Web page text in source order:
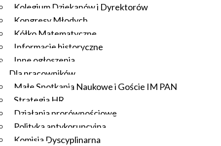
Kolegium Dziekanów i Dyrektorów
Kongresy Młodych
Kółko Matematyczne
Informacje historyczne
Inne ogłoszenia
Dla pracowników
Małe Spotkania Naukowe i Goście IM PAN
Strategia HR
Działania prorównościowe
Polityka antykorupcyjna
Komisja Dyscyplinarna